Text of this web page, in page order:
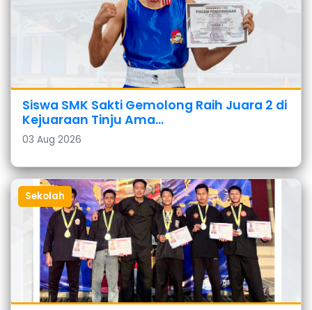
Siswa SMK Sakti Gemolong Raih Juara 2 di
Kejuaraan Tinju Ama...
03 Aug 2026
Sekolah